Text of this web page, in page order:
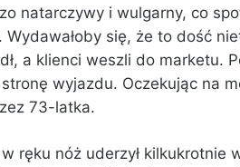
natarczywy i wulgarny, co
Wydawałoby się, że to dość
a klienci weszli do marketu.
wyjazdu. Oczekując na
73-latka.
ręku nóż uderzył kilkukrotnie